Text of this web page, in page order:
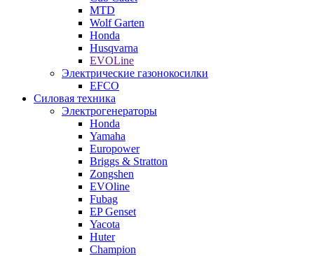
MTD
Wolf Garten
Honda
Husqvarna
EVOLine
Электрические газонокосилки
EFCO
Силовая техника
Электрогенераторы
Honda
Yamaha
Europower
Briggs & Stratton
Zongshen
EVOline
Fubag
EP Genset
Yacota
Huter
Champion